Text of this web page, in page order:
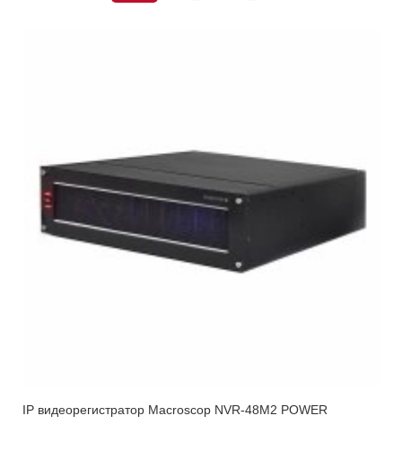
IP видеорегистратор Macroscop NVR-48M2 POWER